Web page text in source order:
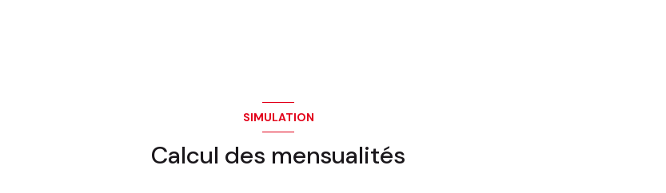
SIMULATION
Calcul des mensualités